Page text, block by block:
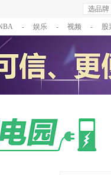
选品牌
- 娱乐 - 视频 - 股